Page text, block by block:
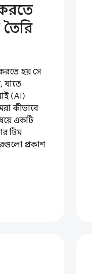
হয় সে
যাতে
(AI)
কীভাবে
একটি
টিম
প্রকাশ